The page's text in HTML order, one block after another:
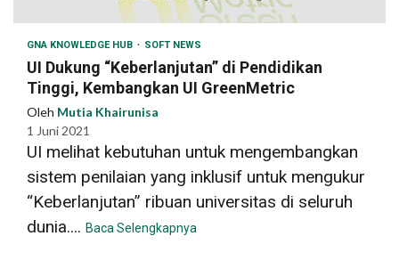
GNA KNOWLEDGE HUB SOFT NEWS
UI Dukung “Keberlanjutan” di Pendidikan
Tinggi, Kembangkan UI GreenMetric
Oleh Mutia Khairunisa
1 Juni 2021
UI melihat kebutuhan untuk mengembangkan
sistem penilaian yang inklusif untuk mengukur
“Keberlanjutan” ribuan universitas di seluruh
dunia.... Baca Selengkapnya